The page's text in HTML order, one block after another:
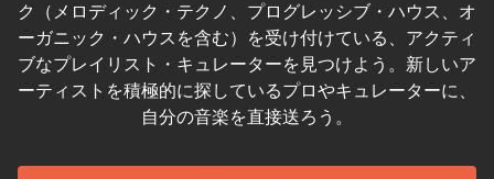
ク（メロディック・テクノ、プログレッシブ・ハウス、オ
ーガニック・ハウスを含む）を受け付けている、アクティ
ブなプレイリスト・キュレーターを見つけよう。新しいア
ーティストを積極的に探しているプロやキュレーターに、
自分の音楽を直接送ろう。